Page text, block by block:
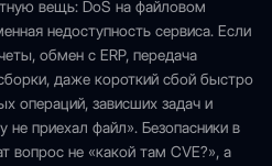
вещь: DoS на файловом
недоступность сервиса. Если
обмен с ERP, передача
даже короткий сбой быстро
операций, зависших задач и
не приехал файл». Безопасники в
вопрос не «какой там CVE?», а